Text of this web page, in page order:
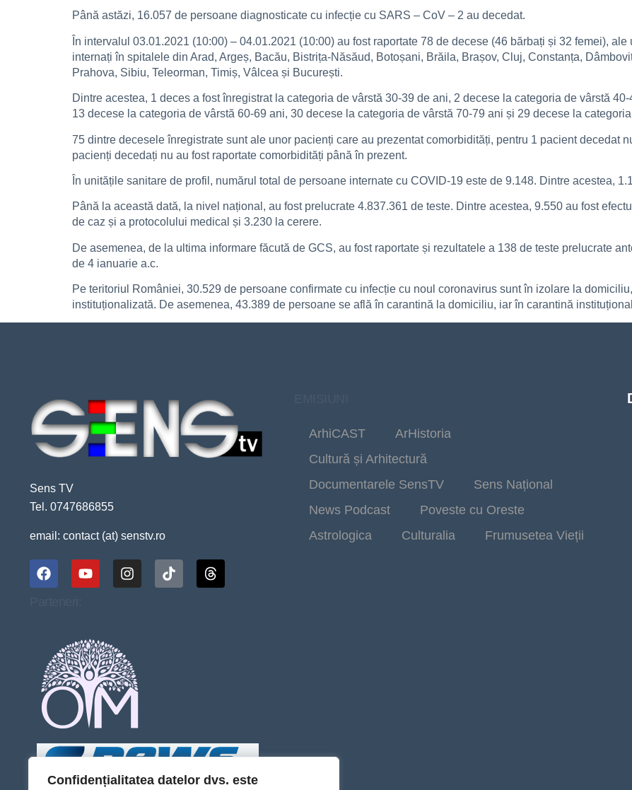
Confidențialitatea datelor dvs. este
Până astăzi, 16.057 de persoane diagnosticate cu infecție cu SARS – CoV – 2 au decedat.
În intervalul 03.01.2021 (10:00) – 04.01.2021 (10:00) au fost raportate 78 de decese (46 bărbați și 32 femei),
internați în spitalele din Arad, Argeș, Bacău, Bistrița-Năsăud, Botoșani, Brăila, Brașov, Cluj, Constanța,
Prahova, Sibiu, Teleorman, Timiș, Vâlcea și București.
Dintre acestea, 1 deces a fost înregistrat la categoria de vârstă 30-39 de ani, 2 decese la categoria de vârstă
13 decese la categoria de vârstă 60-69 ani, 30 decese la categoria de vârstă 70-79 ani și 29 decese la
75 dintre decesele înregistrate sunt ale unor pacienți care au prezentat comorbidități, pentru 1 pacient decedat
pacienți decedați nu au fost raportate comorbidități până în prezent.
În unitățile sanitare de profil, numărul total de persoane internate cu COVID-19 este de 9.148. Dintre acestea,
Până la această dată, la nivel național, au fost prelucrate 4.837.361 de teste. Dintre acestea, 9.550 au fost
de caz și a protocolului medical și 3.230 la cerere.
De asemenea, de la ultima informare făcută de GCS, au fost raportate și rezultatele a 138 de teste prelucrate
de 4 ianuarie a.c.
Pe teritoriul României, 30.529 de persoane confirmate cu infecție cu noul coronavirus sunt în izolare la
instituționalizată. De asemenea, 43.389 de persoane se află în carantină la domiciliu, iar în carantină
Sens TV
Tel. 0747686855
email: contact (at) senstv.ro
ArhiCAST
ArHistoria
Cultură și Arhitectură
Documentarele SensTV
Sens Național
News Podcast
Poveste cu Oreste
Astrologica
Culturalia Frumusetea Vieții